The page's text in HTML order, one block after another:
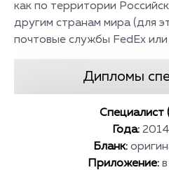
как по территории
другим странам мира (для
почтовые службы FedEx или
Дипломы
Специалист
Года:
Бланк:
Приложение: